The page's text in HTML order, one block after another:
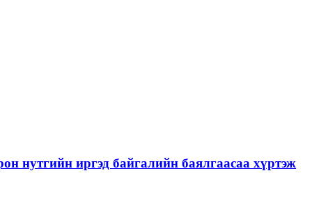
нутгийн иргэд байгалийн баялгаасаа хүртэж